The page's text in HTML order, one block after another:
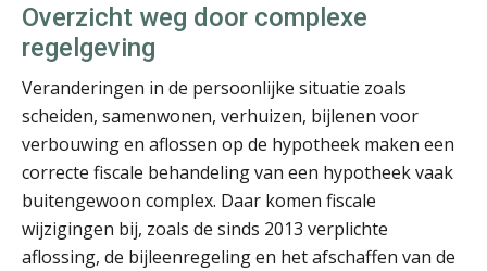
Overzicht weg door complexe
regelgeving
Veranderingen in de persoonlijke situatie zoals
scheiden, samenwonen, verhuizen, bijlenen voor
verbouwing en aflossen op de hypotheek maken een
correcte fiscale behandeling van een hypotheek vaak
buitengewoon complex. Daar komen fiscale
wijzigingen bij, zoals de sinds 2013 verplichte
aflossing, de bijleenregeling en het afschaffen van de
Herman van Kesteren